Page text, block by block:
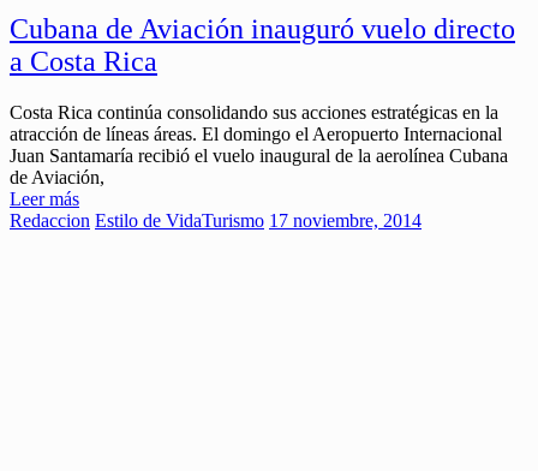
Cubana de Aviación inauguró vuelo directo
a Costa Rica
Costa Rica continúa consolidando sus acciones estratégicas en la
atracción de líneas áreas. El domingo el Aeropuerto Internacional
Juan Santamaría recibió el vuelo inaugural de la aerolínea Cubana
de Aviación,
Leer más
Redaccion Estilo de VidaTurismo 17 noviembre, 2014